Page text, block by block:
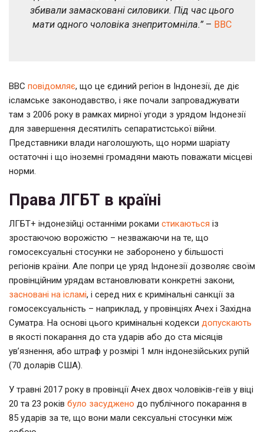
збивали замасковані силовики. Під час цього
мати одного чоловіка знепритомніла.”– BBC
BBC повідомляє, що це єдиний регіон в Індонезії, де діє
ісламське законодавство, і яке почали запроваджувати
там з 2006 року в рамках мирної угоди з урядом Індонезії
для завершення десятиліть сепаратистської війни.
Представники влади наголошують, що норми шаріату
остаточні і що іноземні громадяни мають поважати місцеві
норми.
Права ЛГБТ в країні
ЛГБТ+ індонезійці останніми роками стикаються із
зростаючою ворожістю – незважаючи на те, що
гомосексуальні стосунки не заборонено у більшості
регіонів країни. Але попри це уряд Індонезії дозволяє своїм
провінційним урядам встановлювати конкретні закони,
засновані на ісламі, і серед них є кримінальні санкції за
гомосексуальність – наприклад, у провінціях Ачех і Західна
Суматра. На основі цього кримінальні кодекси допускають
в якості покарання до ста ударів або до ста місяців
ув’язнення, або штраф у розмірі 1 млн індонезійських рупій
(70 доларів США).
У травні 2017 року в провінції Ачех двох чоловіків-геїв у віці
20 та 23 років було засуджено до публічного покарання в
85 ударів за те, що вони мали сексуальні стосунки між